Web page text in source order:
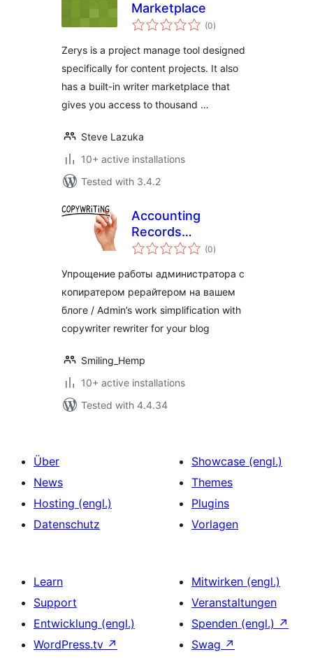
Marketplace
(0total
ratings
)
Zerys is a project manage tool designed
specifically for content projects. It also
has a built-in writer marketplace that
gives you access to thousand …
Steve Lazuka
10+ active installations
Tested with 3.4.2
Accounting
Records
Copywriter
(0total
ratings
)
Упрощение работы администратора с
копиратером рерайтером на вашем
блоге / Admin’s work simplification with
copywriter rewriter for your blog
Smiling_Hemp
10+ active installations
Tested with 4.4.34
Über
News
Hosting (engl.)
Datenschutz
Showcase (engl.)
Themes
Plugins
Vorlagen
Learn
Support
Entwicklung (engl.)
WordPress.tv ↗
Mitwirken (engl.)
Veranstaltungen
Spenden (engl.) ↗
Swag ↗